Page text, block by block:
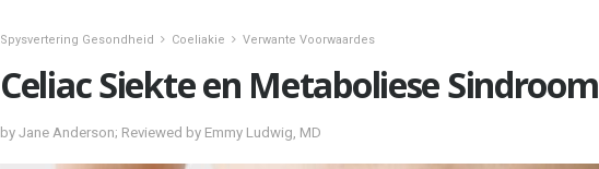
Spysvertering Gesondheid Coeliakie Verwante Voorwaardes
Celiac Siekte en Metaboliese Sindroom
by Jane Anderson; Reviewed by Emmy Ludwig, MD